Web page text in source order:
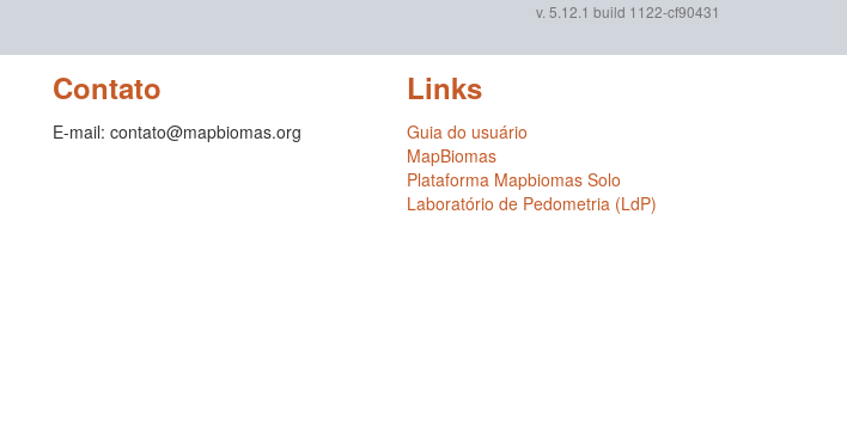
v. 5.12.1 build 1122-cf90431
Contato
E-mail: contato@mapbiomas.org
Links
Guia do usuário
MapBiomas
Plataforma Mapbiomas Solo
Laboratório de Pedometria (LdP)